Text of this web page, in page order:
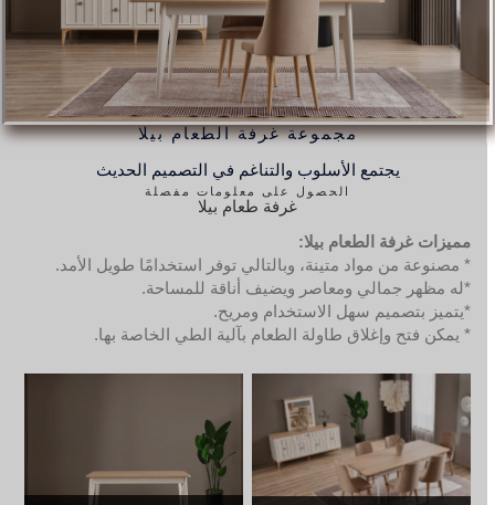
مجموعة غرفة الطعام بيلا
يجتمع الأسلوب والتناغم في التصميم الحديث
غرفة طعام بيلا
الحصول على معلومات مفصلة
مميزات غرفة الطعام بيلا:
* مصنوعة من مواد متينة، وبالتالي توفر استخدامًا طويل الأمد.
*له مظهر جمالي ومعاصر ويضيف أناقة للمساحة.
*يتميز بتصميم سهل الاستخدام ومريح.
* يمكن فتح وإغلاق طاولة الطعام بآلية الطي الخاصة بها.